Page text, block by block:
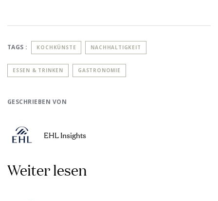
TAGS : KOCHKÜNSTE NACHHALTIGKEIT
ESSEN & TRINKEN GASTRONOMIE
GESCHRIEBEN VON
EHL Insights
Weiter lesen